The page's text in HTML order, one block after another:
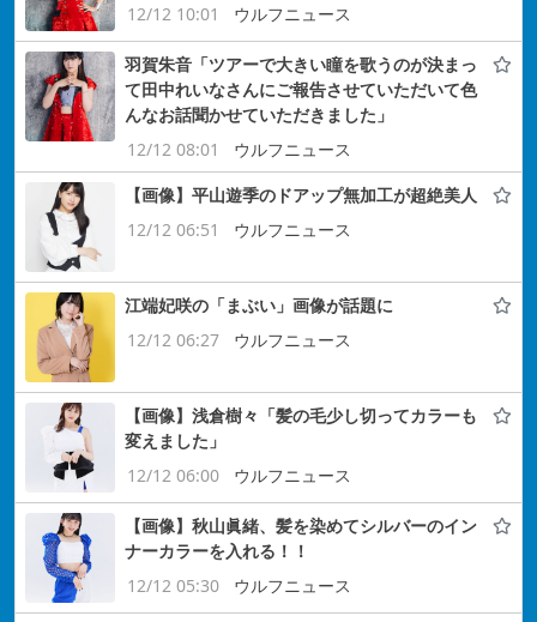
12/12 10:01
ウルフニュース
羽賀朱音「ツアーで大きい瞳を歌うのが決まっ
て田中れいなさんにご報告させていただいて色
んなお話聞かせていただきました」
12/12 08:01
ウルフニュース
【画像】平山遊季のドアップ無加工が超絶美人
12/12 06:51
ウルフニュース
江端妃咲の「まぶい」画像が話題に
12/12 06:27
ウルフニュース
【画像】浅倉樹々「髪の毛少し切ってカラーも
変えました」
12/12 06:00
ウルフニュース
【画像】秋山眞緒、髪を染めてシルバーのイン
ナーカラーを入れる！！
12/12 05:30
ウルフニュース